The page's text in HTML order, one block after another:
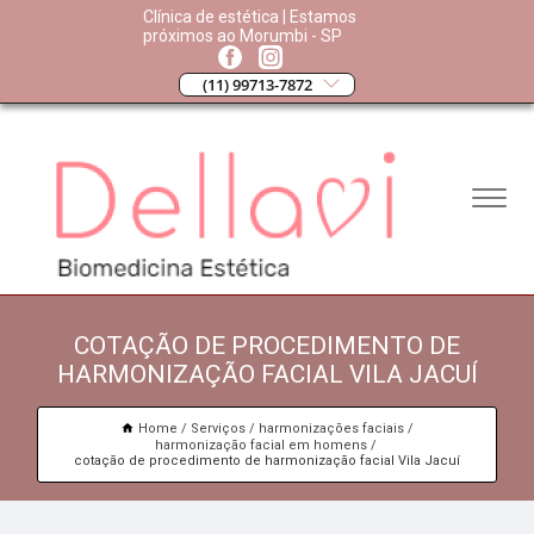
Clínica de estética | Estamos
próximos ao Morumbi - SP
(11) 99713-7872
COTAÇÃO DE PROCEDIMENTO DE
HARMONIZAÇÃO FACIAL VILA JACUÍ
Home Serviços
harmonizações faciais
harmonização facial em homens
cotação de procedimento de harmonização facial Vila Jacuí